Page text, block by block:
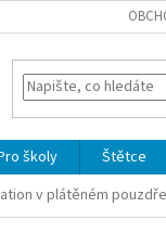
školy Štětce
v plátěném